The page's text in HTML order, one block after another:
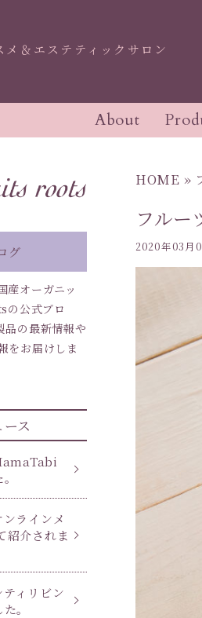
メ＆エステティックサロン
About
ボデ
ボディ
HOME »
フルー
2020年03月
グ
産オーガニッ
公式ブロ
品の最新情報や
をお届けしま
ス
ンラインメ
紹介されま
ティリビン
。